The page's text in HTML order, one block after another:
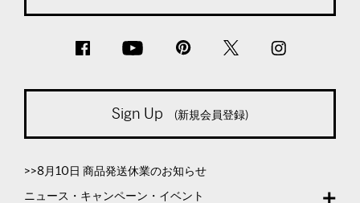
Sign Up (新規会員登録)
>>8月10日 商品発送休業のお知らせ
ニュース・キャンペーン・イベント